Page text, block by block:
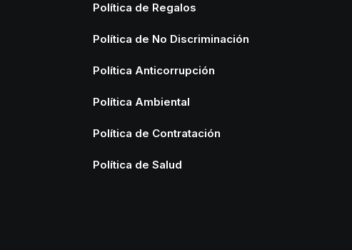
Política de Regalos
Política de No Discriminación
Política Anticorrupción
Política Ambiental
Política de Contratación
Política de Salud